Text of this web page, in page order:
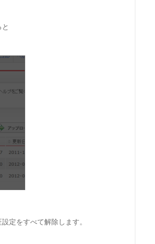
定をすべて解除します。